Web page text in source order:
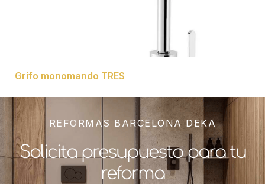
Grifo monomando TRES
REFORMAS BARCELONA DEKA
Solicita presupuesto para tu
reforma